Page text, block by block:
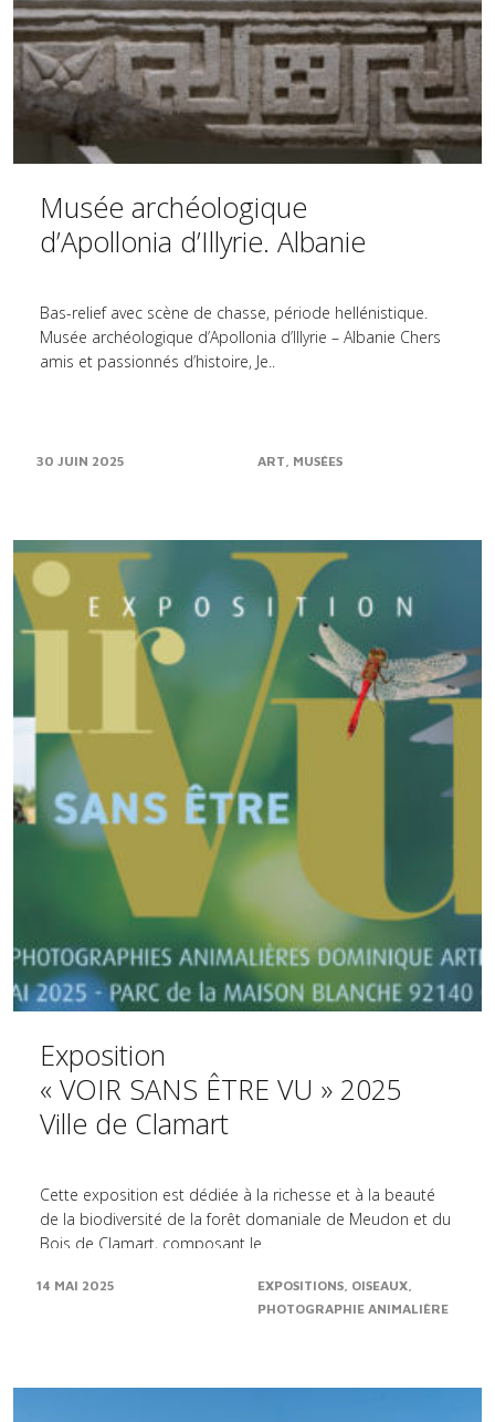
Musée archéologique
d’Apollonia d’Illyrie. Albanie
Bas-relief avec scène de chasse, période hellénistique.
Musée archéologique d’Apollonia d’Illyrie – Albanie Chers
amis et passionnés d’histoire, Je..
30 JUIN 2025 ART MUSÉES
Exposition
« VOIR SANS ÊTRE VU » 2025
Ville de Clamart
Cette exposition est dédiée à la richesse et à la beauté
de la biodiversité de la forêt domaniale de Meudon et du
Bois de Clamart, composant le..
14 MAI 2025 EXPOSITIONS OISEAUX
PHOTOGRAPHIE ANIMALIÈRE